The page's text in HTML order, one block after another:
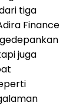
tiga
Finance
juga